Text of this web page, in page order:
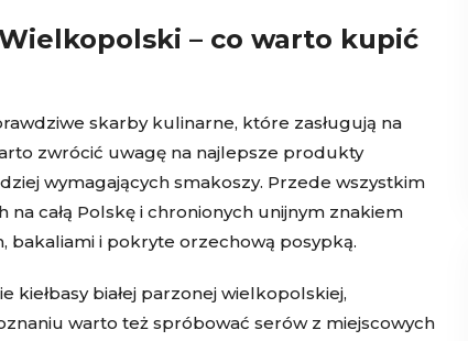
– co warto kupić
skarby kulinarne, które zasługują na
zwrócić uwagę na najlepsze produkty
wymagających smakoszy. Przede wszystkim
całą Polskę i chronionych unijnym znakiem
bakaliami i pokryte orzechową posypką.
kiełbasy białej parzonej wielkopolskiej,
warto też spróbować serów z miejscowych